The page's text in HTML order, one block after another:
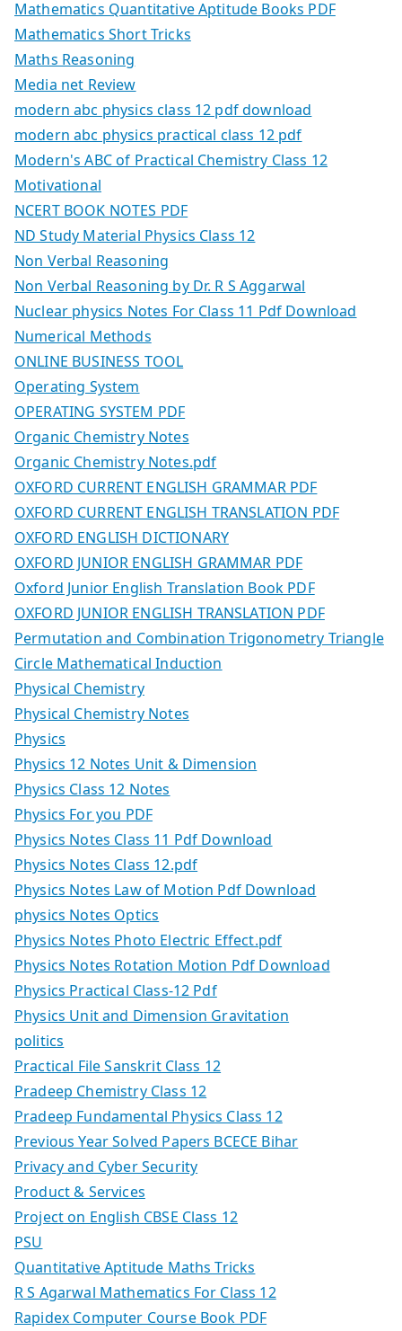
Mathematics Quantitative Aptitude Books PDF
Mathematics Short Tricks
Maths Reasoning
Media net Review
modern abc physics class 12 pdf download
modern abc physics practical class 12 pdf
Modern's ABC of Practical Chemistry Class 12
Motivational
NCERT BOOK NOTES PDF
ND Study Material Physics Class 12
Non Verbal Reasoning
Non Verbal Reasoning by Dr. R S Aggarwal
Nuclear physics Notes For Class 11 Pdf Download
Numerical Methods
ONLINE BUSINESS TOOL
Operating System
OPERATING SYSTEM PDF
Organic Chemistry Notes
Organic Chemistry Notes.pdf
OXFORD CURRENT ENGLISH GRAMMAR PDF
OXFORD CURRENT ENGLISH TRANSLATION PDF
OXFORD ENGLISH DICTIONARY
OXFORD JUNIOR ENGLISH GRAMMAR PDF
Oxford Junior English Translation Book PDF
OXFORD JUNIOR ENGLISH TRANSLATION PDF
Permutation and Combination Trigonometry Triangle
Circle Mathematical Induction
Physical Chemistry
Physical Chemistry Notes
Physics
Physics 12 Notes Unit & Dimension
Physics Class 12 Notes
Physics For you PDF
Physics Notes Class 11 Pdf Download
Physics Notes Class 12.pdf
Physics Notes Law of Motion Pdf Download
physics Notes Optics
Physics Notes Photo Electric Effect.pdf
Physics Notes Rotation Motion Pdf Download
Physics Practical Class-12 Pdf
Physics Unit and Dimension Gravitation
politics
Practical File Sanskrit Class 12
Pradeep Chemistry Class 12
Pradeep Fundamental Physics Class 12
Previous Year Solved Papers BCECE Bihar
Privacy and Cyber Security
Product & Services
Project on English CBSE Class 12
PSU
Quantitative Aptitude Maths Tricks
R S Agarwal Mathematics For Class 12
Rapidex Computer Course Book PDF